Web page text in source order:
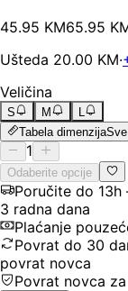
45.95 KM65.95
Ušteda 20.00 KM·
Veličina
S M
L
Tabela dimenzija
1
Odaberite opcije
Poručite do
3 radna dana
Plaćanje
Povrat do 30
povrat novca
Povrat novca